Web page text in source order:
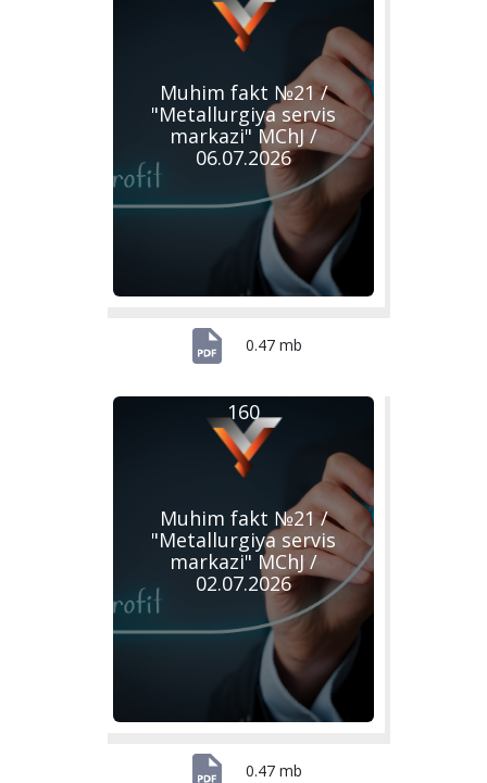
Muhim fakt №21 /
"Metallurgiya servis
markazi" MChJ /
06.07.2026
0.47 mb
Muhim fakt №21 /
"Metallurgiya servis
markazi" MChJ /
02.07.2026
160
0.47 mb